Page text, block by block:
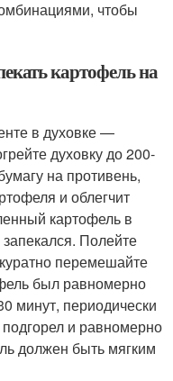
чтобы
картофель на
в духовке —
духовку до 200-
на противень,
и облегчит
картофель в
Полейте
перемешайте
был равномерно
минут, периодически
и равномерно
должен быть мягким